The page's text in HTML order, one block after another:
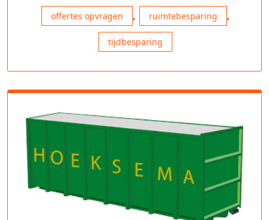
offertes opvragen , ruimtebesparing ,
tijdbesparing